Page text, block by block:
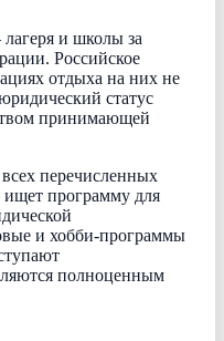
и школы за
Российское
отдыха на них не
статус
принимающей
перечисленных
ищет программу для
и хобби-программы
полноценным